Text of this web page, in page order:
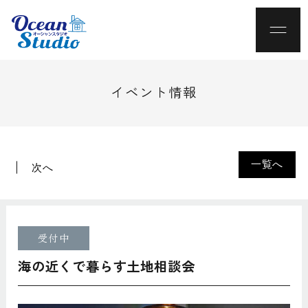
イベント情報
一覧へ
次へ
受付中
海の近くで暮らす土地相談会